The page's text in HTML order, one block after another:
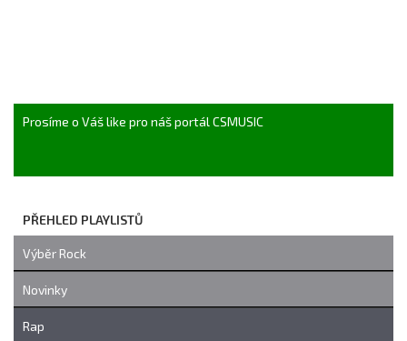
Prosíme o Váš like pro náš portál CSMUSIC
PŘEHLED PLAYLISTŮ
Výběr Rock
Novinky
Rap